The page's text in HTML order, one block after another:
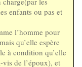
enfants ou pas et
l’homme pour
qu’elle espère
à condition qu’elle
vis de l’époux), et